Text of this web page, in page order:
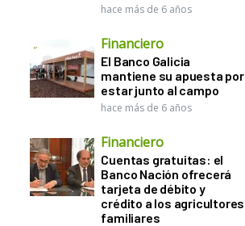
hace más de 6 años
Financiero
El Banco Galicia
mantiene su apuesta por
estar junto al campo
hace más de 6 años
Financiero
Cuentas gratuitas: el
Banco Nación ofrecerá
tarjeta de débito y
crédito a los agricultores
familiares